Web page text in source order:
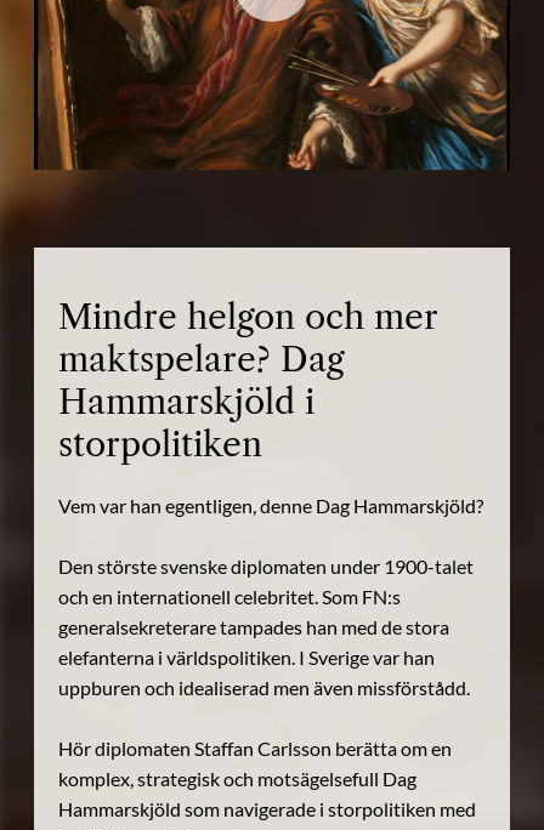
Mindre helgon och mer
maktspelare? Dag
Hammarskjöld i
storpolitiken
Vem var han egentligen, denne Dag Hammarskjöld?
Den störste svenske diplomaten under 1900-talet
och en internationell celebritet. Som FN:s
generalsekreterare tampades han med de stora
elefanterna i världspolitiken. I Sverige var han
uppburen och idealiserad men även missförstådd.
Hör diplomaten Staffan Carlsson berätta om en
komplex, strategisk och motsägelsefull Dag
Hammarskjöld som navigerade i storpolitiken med